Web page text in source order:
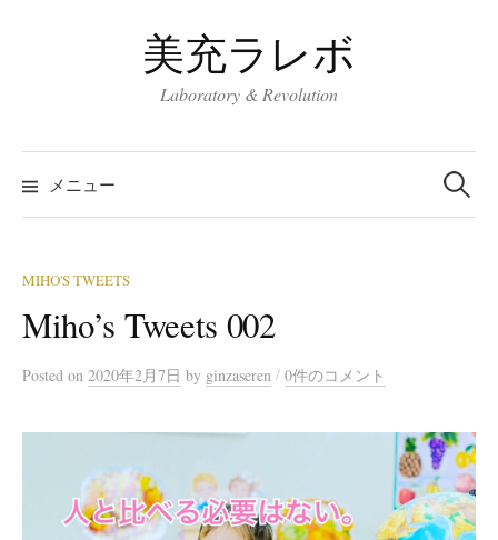
ス
キ
プ
美充ラレボ
Laboratory & Revolution
メニュー
検
索:
MIHO'S TWEETS
Miho’s Tweets 002
Posted on 2020年2月7日 by ginzaseren / 0件のコメント